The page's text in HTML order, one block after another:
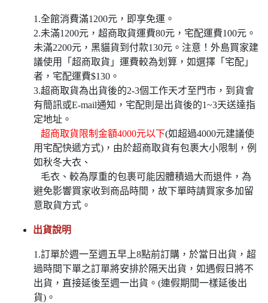
1.全館消費滿1200元，即享免運。
2.未滿1200元，超商取貨運費80元，宅配運費100元。
未滿2200元，黑貓貨到付款130元。注意！外島買家建
議使用「超商取貨」運費較為划算，如選擇「宅配」
者，宅配運費$130。
3.超商取貨為出貨後的2-3個工作天才至門市，到貨會
有簡訊或E-mail通知，宅配則是出貨後的1~3天送達指
定地址。
超商取貨限制金額4000元以下(如超過4000元建議使
用宅配快遞方式)，由於超商取貨有包裹大小限制，例
如秋冬大衣、
毛衣、較為厚重的包裹可能因體積過大而退件，為
避免影響買家收到商品時間，故下單時請買家多加留
意取貨方式。
出貨說明
1.訂單於週一至週五早上8點前訂購，於當日出貨，超
過時間下單之訂單將安排於隔天出貨，如遇假日將不
出貨，直接延後至週一出貨。(連假期間一樣延後出
貨)。